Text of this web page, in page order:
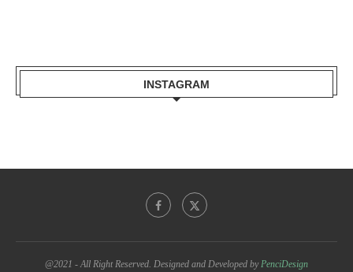
INSTAGRAM
@2021 - All Right Reserved. Designed and Developed byPenciDesign